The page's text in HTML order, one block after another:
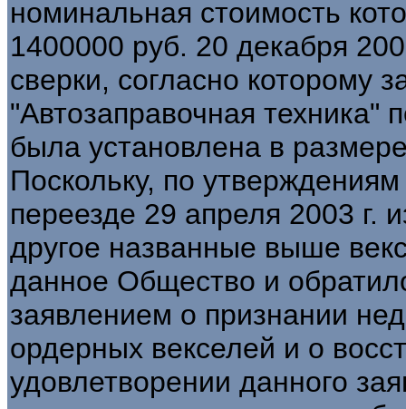
номинальная стоимость
1400000 руб. 20 декабря
сверки, согласно которому
"Автозаправочная
была установлена в
Поскольку, по
переезде 29 апреля 2003 г.
другое названные выше
данное Общество и
заявлением о признании
ордерных векселей и о
удовлетворении данного